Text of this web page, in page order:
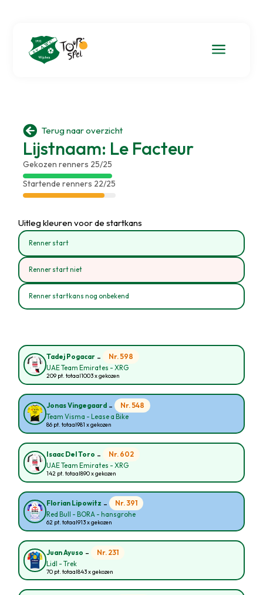
a
 Terug naar overzicht
Lijstnaam: Le Facteur
Gekozen renners 25/25
Startende renners 22/25
Uitleg kleuren voor de startkans
Renner start
Renner start niet
Renner startkans nog onbekend
Tadej Pogacar - Nr. 598
UAE Team Emirates - XRG
209 pt. totaal1003 x gekozen
Jonas Vingegaard - Nr. 548
Team Visma - Lease a Bike
86 pt. totaal981 x gekozen
Isaac Del Toro - Nr. 602
UAE Team Emirates - XRG
142 pt. totaal890 x gekozen
Florian Lipowitz - Nr. 391
Red Bull - BORA - hansgrohe
62 pt. totaal913 x gekozen
Juan Ayuso - Nr. 231
Lidl - Trek
70 pt. totaal843 x gekozen